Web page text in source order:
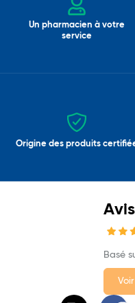
Un pharmacien à votre
service
Origine des produits
Basé